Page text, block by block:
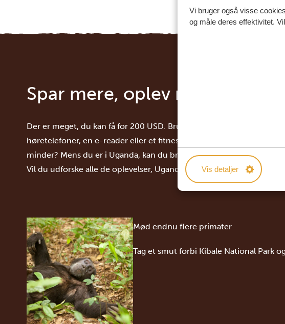
Vi bruger også visse
og måle deres effektivitet.
Vis detaljer
Spar mere, oplev mere
Der er meget, du kan få for 200 USD. Brug pengene på at forsøde
høretelefoner, en e-reader eller et fitnessur. Eller hvorfor ikke
minder? Mens du er i Uganda, kan du bruge besparelsen på en af
Vil du udforske alle de oplevelser, Uganda har at byde på? Så klik
Mød endnu flere primater
Tag et smut forbi Kibale National Park